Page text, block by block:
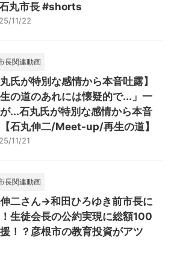
丸市長 #shorts
11/22
長関連動画
丸氏が特別な感情から本音吐露】
生の道のあれには懐疑的で...」一
...石丸氏が特別な感情から本音
石丸伸二/Meet-up/再生の道】
11/21
長関連動画
二さん→和田ひろゆき前市長に
生徒会長の公約実現に総額100
！？彦根市の教育投資がアツ